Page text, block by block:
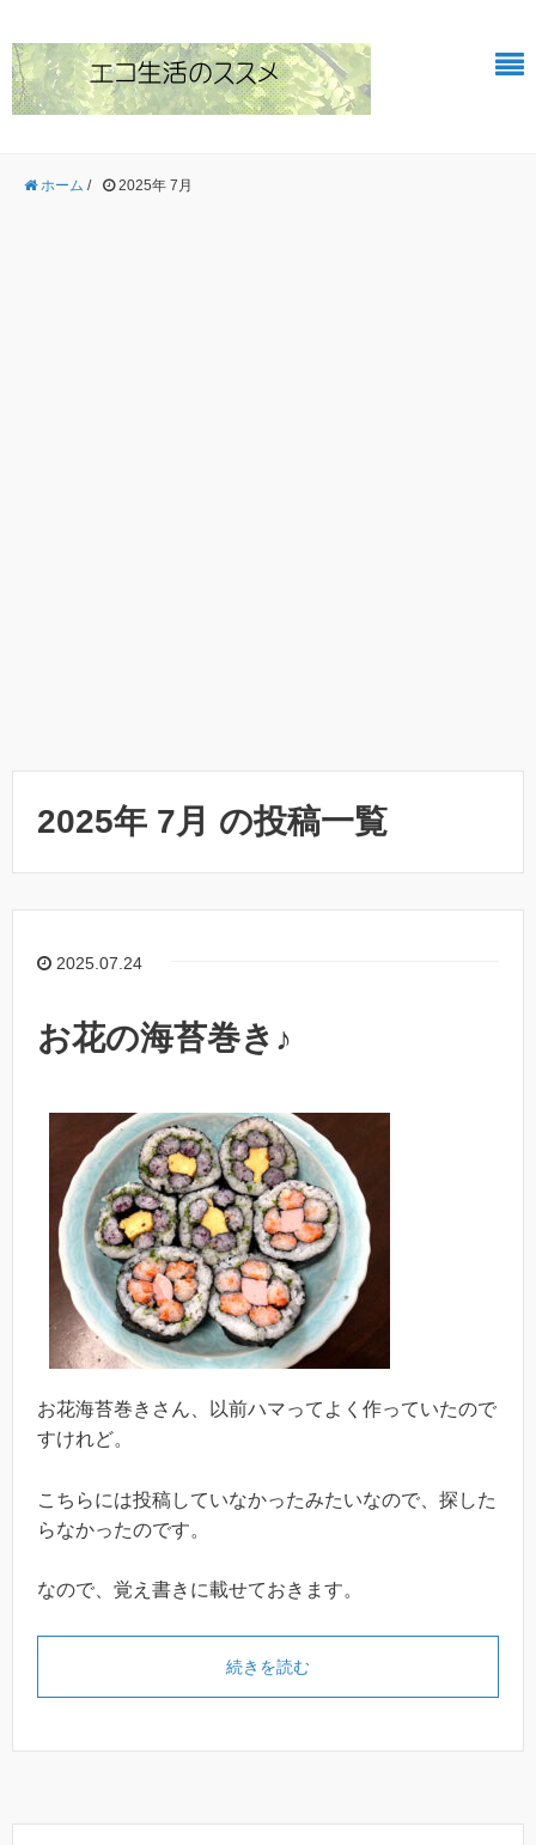
ホーム / 2025年 7月
2025年 7月 の投稿一覧
2025.07.24
お花の海苔巻き♪
お花海苔巻きさん、以前ハマってよく作っていたので
すけれど。
こちらには投稿していなかったみたいなので、探した
らなかったのです。
なので、覚え書きに載せておきます。
続きを読む